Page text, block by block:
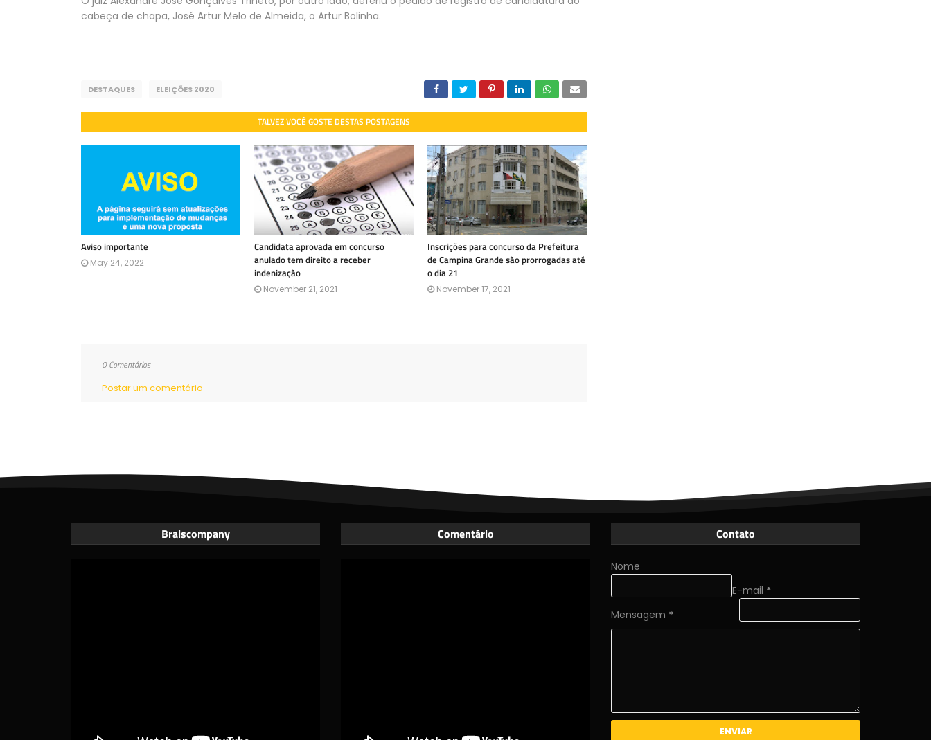
cabeça de chapa, José Artur Melo de Almeida, o Artur Bolinha.
DESTAQUES ELEIÇÕES 2020
TALVEZ VOCÊ GOSTE DESTAS POSTAGENS
Aviso importante
May 24, 2022
Candidata aprovada em concurso
anulado tem direito a receber
indenização
November 21, 2021
Inscrições para concurso da Prefeitura
de Campina Grande são prorrogadas até
o dia 21
November 17, 2021
0 Comentários
Postar um comentário
Braiscompany Comentário Contato
Nome
E-mail *
Mensagem *